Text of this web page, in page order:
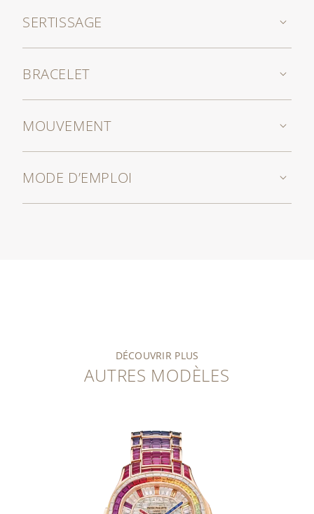
SERTISSAGE
BRACELET
MOUVEMENT
MODE D’EMPLOI
DÉCOUVRIR PLUS
AUTRES MODÈLES